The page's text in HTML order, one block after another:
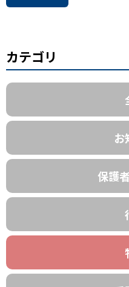
カテゴリ
お
保護